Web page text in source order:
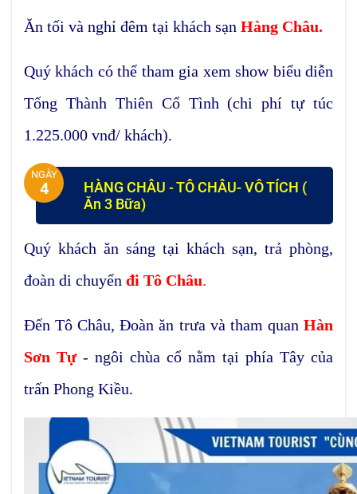
Ăn tối và nghỉ đêm tại khách sạn Hàng Châu.
Quý khách có thể tham gia xem show biểu diễn
Tống Thành Thiên Cổ Tình (chi phí tự túc
1.225.000 vnđ/ khách).
NGÀY
4
HÀNG CHÂU - TÔ CHÂU- VÔ TÍCH (
Ăn 3 Bữa)
Quý khách ăn sáng tại khách sạn, trả phòng,
đoàn di chuyển đi Tô Châu.
Đến Tô Châu, Đoàn ăn trưa và tham quan Hàn
Sơn Tự- ngôi chùa cổ nằm tại phía Tây của
trấn Phong Kiều.